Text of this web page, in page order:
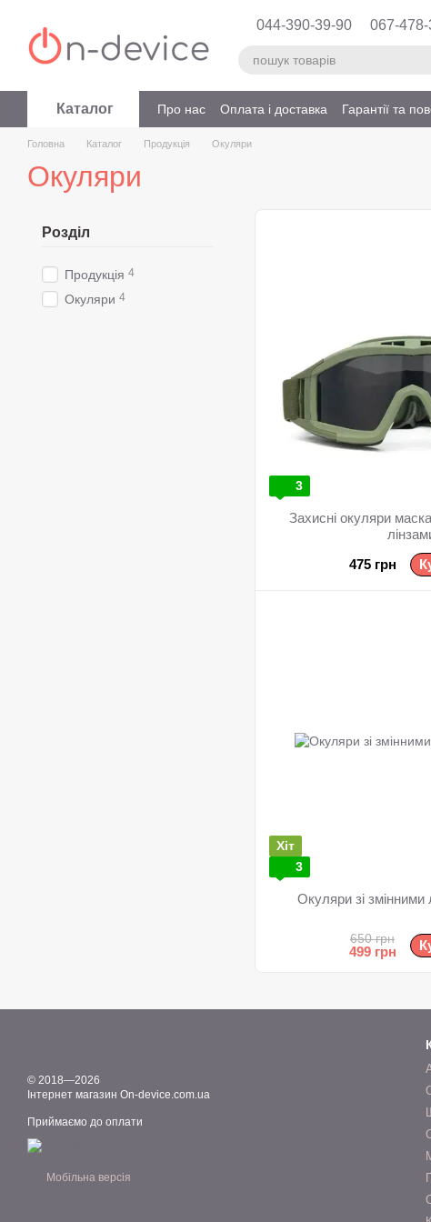
044-390-39-90 067-478-
Каталог Про нас Оплата і доставка Гарантії та
Головна Каталог Продукція Окуляри
Окуляри
3
Захисні окуляри маска з 3-ма змінними
475 грн
Хіт
3
Окуляри зі змінними
650 грн
499 грн
Розділ
Продукція 4
Окуляри 4
© 2018—2026
Інтернет магазин On-device.com.ua
Приймаємо до оплати
Мобільна версія